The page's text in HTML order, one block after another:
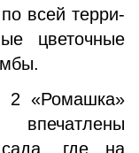
всей терри­
цветочные
«Ромашка»
сада, где на